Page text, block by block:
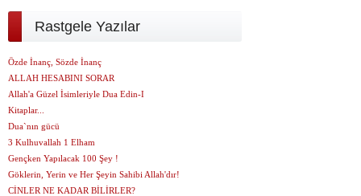
Rastgele Yazılar
Özde İnanç, Sözde İnanç
ALLAH HESABINI SORAR
Allah'a Güzel İsimleriyle Dua Edin-I
Kitaplar...
Dua`nın gücü
3 Kulhuvallah 1 Elham
Gençken Yapılacak 100 Şey !
Göklerin, Yerin ve Her Şeyin Sahibi Allah'dır!
CİNLER NE KADAR BİLİRLER?